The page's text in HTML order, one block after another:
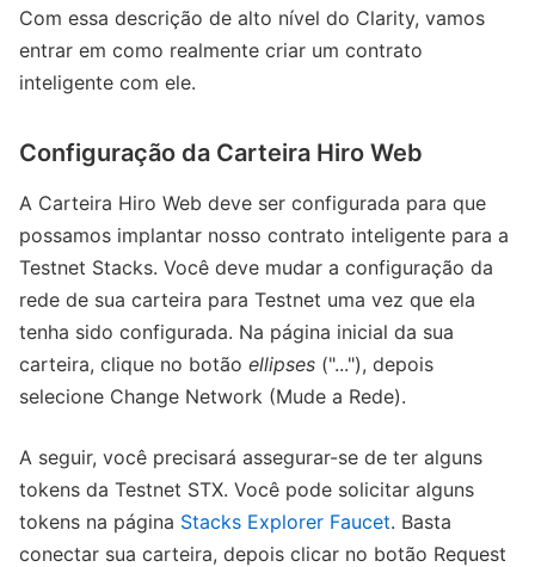
Com essa descrição de alto nível do Clarity, vamos
entrar em como realmente criar um contrato
inteligente com ele.
Configuração da Carteira Hiro Web
A Carteira Hiro Web deve ser configurada para que
possamos implantar nosso contrato inteligente para a
Testnet Stacks. Você deve mudar a configuração da
rede de sua carteira para Testnet uma vez que ela
tenha sido configurada. Na página inicial da sua
carteira, clique no botão ellipses ("..."), depois
selecione Change Network (Mude a Rede).
A seguir, você precisará assegurar-se de ter alguns
tokens da Testnet STX. Você pode solicitar alguns
tokens na página Stacks Explorer Faucet. Basta
conectar sua carteira, depois clicar no botão Request